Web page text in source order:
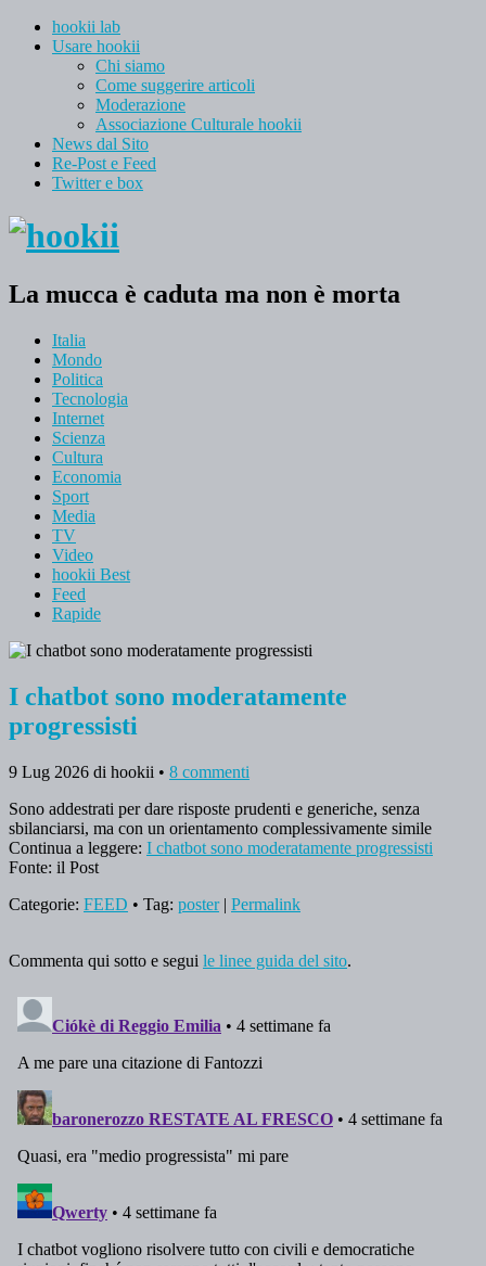
hookii lab
Usare hookii
Chi siamo
Come suggerire articoli
Moderazione
Associazione Culturale hookii
News dal Sito
Re-Post e Feed
Twitter e box
La mucca è caduta ma non è morta
Italia
Mondo
Politica
Tecnologia
Internet
Scienza
Cultura
Economia
Sport
Media
TV
Video
hookii Best
Feed
Rapide
I chatbot sono moderatamente
progressisti
9 Lug 2026 di hookii • 8 commenti
Sono addestrati per dare risposte prudenti e generiche, senza
sbilanciarsi, ma con un orientamento complessivamente simile
Continua a leggere: I chatbot sono moderatamente progressisti
Fonte: il Post
Categorie: FEED • Tag: poster| Permalink
Commenta qui sotto e segui le linee guida del sito.